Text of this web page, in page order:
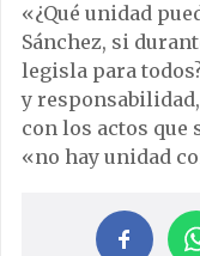
«¿Qué unidad
Sánchez, si
legisla para
y
con los actos que
«no hay unidad